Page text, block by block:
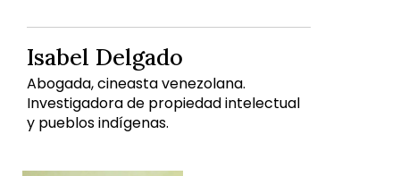
Isabel Delgado
Abogada, cineasta venezolana.
Investigadora de propiedad intelectual
y pueblos indígenas.